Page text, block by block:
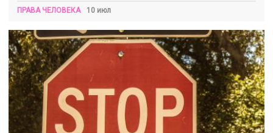
ПРАВА ЧЕЛОВЕКА 10 июл